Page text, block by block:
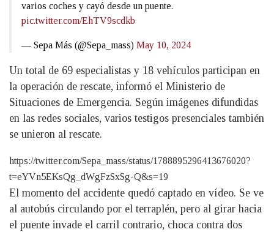
varios coches y cayó desde un puente.
pic.twitter.com/EhTV9scdkb
— Sepa Más (@Sepa_mass) May 10, 2024
Un total de 69 especialistas y 18 vehículos participan en
la operación de rescate, informó el Ministerio de
Situaciones de Emergencia. Según imágenes difundidas
en las redes sociales, varios testigos presenciales también
se unieron al rescate.
https://twitter.com/Sepa_mass/status/1788895296413676020?
t=eYVn5EKsQg_dWgFzSxSg-Q&s=19
El momento del accidente quedó captado en vídeo. Se ve
al autobús circulando por el terraplén, pero al girar hacia
el puente invade el carril contrario, choca contra dos